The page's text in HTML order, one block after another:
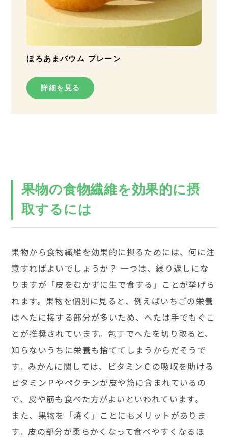
ほろあまバウム プレーン
詳細を見る
果物の食物繊維を効果的に摂
取するには
果物から食物繊維を効果的に摂るためには、何に注
意すればよいでしょうか？ 一つは、繰り返しにな
りますが「皮をむかずに生で食する」ことが挙げら
れます。果物を個別に見ると、例えばいちごの栄養
はへたに接する部分が多いため、へたは手でもぐこ
とが推奨されています。包丁でへたを切り取ると、
知らないうちに栄養も捨ててしまうからだそうで
す。みかんに関しては、ビタミンＣの吸収を助ける
ビタミンＰやペクチンが皮や筋に含まれているの
で、皮や筋も食べた方がよいといわれています。
また、果物を「焼く」ことにもメリットがありま
す。皮の部分が柔らかくなって食べやすくなるほ